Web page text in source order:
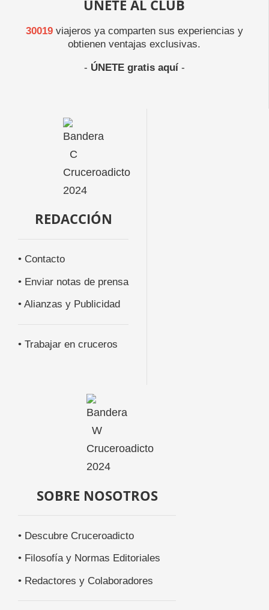
ÚNETE AL CLUB
30019viajeros ya comparten sus experiencias y
obtienen ventajas exclusivas.
- ÚNETE gratis aquí-
REDACCIÓN
• Contacto
• Enviar notas de prensa
• Alianzas y Publicidad
• Trabajar en cruceros
SOBRE NOSOTROS
• Descubre Cruceroadicto
• Filosofía y Normas Editoriales
• Redactores y Colaboradores